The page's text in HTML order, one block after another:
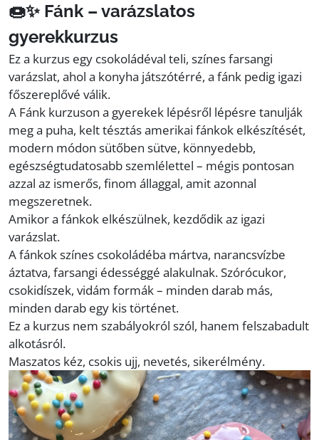
🍩✨ Fánk – varázslatos
gyerekkurzus
Ez a kurzus egy csokoládéval teli, színes farsangi
varázslat, ahol a konyha játszótérré, a fánk pedig igazi
főszereplővé válik.
A Fánk kurzuson a gyerekek lépésről lépésre tanulják
meg a puha, kelt tésztás amerikai fánkok elkészítését,
modern módon sütőben sütve, könnyedebb,
egészségtudatosabb szemlélettel – mégis pontosan
azzal az ismerős, finom állaggal, amit azonnal
megszeretnek.
Amikor a fánkok elkészülnek, kezdődik az igazi
varázslat.
A fánkok színes csokoládéba mártva, narancsvízbe
áztatva, farsangi édességgé alakulnak. Szórócukor,
csokidíszek, vidám formák – minden darab más,
minden darab egy kis történet.
Ez a kurzus nem szabályokról szól, hanem felszabadult
alkotásról.
Maszatos kéz, csokis ujj, nevetés, sikerélmény.